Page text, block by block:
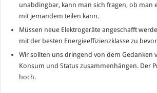
unabdingbar, kann man sich fragen, ob man
mit jemandem teilen kann.
Müssen neue Elektrogeräte angeschafft
mit der besten Energieeffizienzklasse zu
Wir sollten uns dringend von dem Gedanken
Konsum und Status zusammenhängen. Der
hoch.